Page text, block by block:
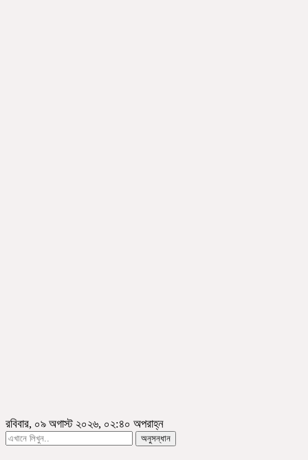
রবিবার, ০৯ অগাস্ট ২০২৬, ০২:৪০ অপরাহ্ন
অনুসন্ধান